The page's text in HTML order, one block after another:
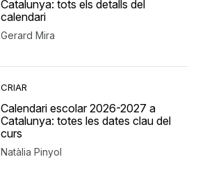
Catalunya: tots els detalls del
calendari
Gerard Mira
CRIAR
Calendari escolar 2026-2027 a
Catalunya: totes les dates clau del
curs
Natàlia Pinyol